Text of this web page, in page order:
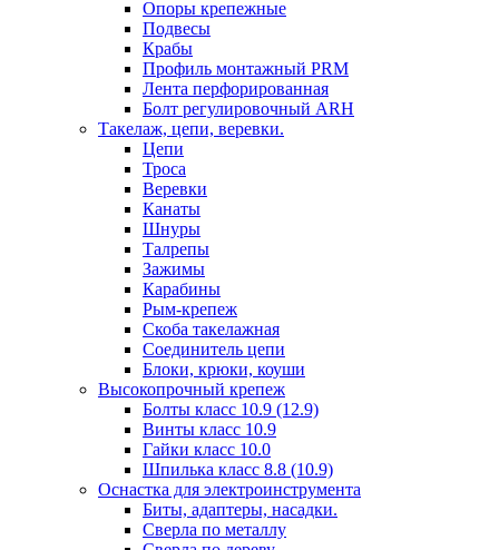
Опоры крепежные
Подвесы
Крабы
Профиль монтажный PRM
Лента перфорированная
Болт регулировочный ARH
Такелаж, цепи, веревки.
Цепи
Троса
Веревки
Канаты
Шнуры
Талрепы
Зажимы
Карабины
Рым-крепеж
Скоба такелажная
Соединитель цепи
Блоки, крюки, коуши
Высокопрочный крепеж
Болты класс 10.9 (12.9)
Винты класс 10.9
Гайки класс 10.0
Шпилька класс 8.8 (10.9)
Оснастка для электроинструмента
Биты, адаптеры, насадки.
Сверла по металлу